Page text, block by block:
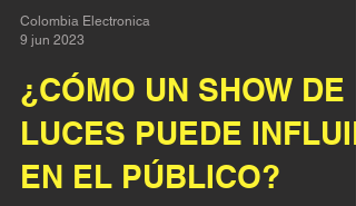
Colombia Electronica
9 jun 2023
¿CÓMO UN SHOW DE
LUCES PUEDE INFLUIR